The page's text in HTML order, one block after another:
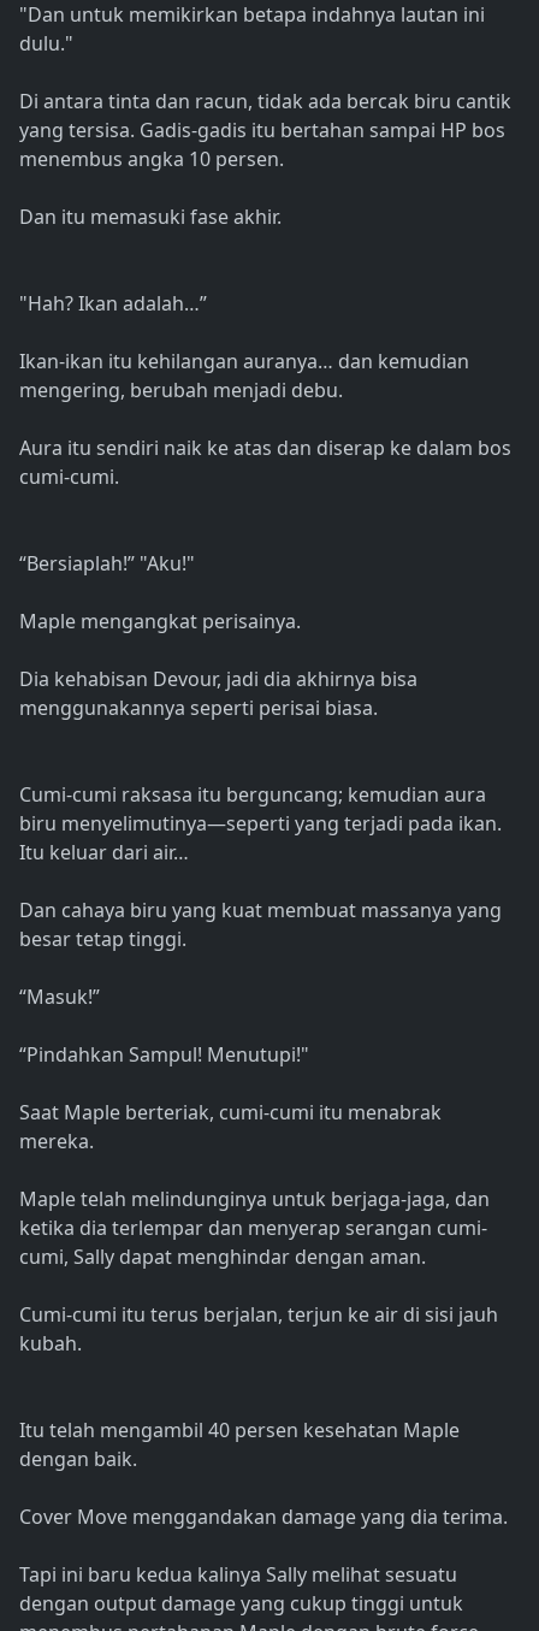
"Dan untuk memikirkan betapa indahnya lautan ini
dulu."
Di antara tinta dan racun, tidak ada bercak biru cantik
yang tersisa. Gadis-gadis itu bertahan sampai HP bos
menembus angka 10 persen.
Dan itu memasuki fase akhir.
"Hah? Ikan adalah…”
Ikan-ikan itu kehilangan auranya… dan kemudian
mengering, berubah menjadi debu.
Aura itu sendiri naik ke atas dan diserap ke dalam bos
cumi-cumi.
“Bersiaplah!” "Aku!"
Maple mengangkat perisainya.
Dia kehabisan Devour, jadi dia akhirnya bisa
menggunakannya seperti perisai biasa.
Cumi-cumi raksasa itu berguncang; kemudian aura
biru menyelimutinya—seperti yang terjadi pada ikan.
Itu keluar dari air…
Dan cahaya biru yang kuat membuat massanya yang
besar tetap tinggi.
“Masuk!”
“Pindahkan Sampul! Menutupi!"
Saat Maple berteriak, cumi-cumi itu menabrak
mereka.
Maple telah melindunginya untuk berjaga-jaga, dan
ketika dia terlempar dan menyerap serangan cumi-
cumi, Sally dapat menghindar dengan aman.
Cumi-cumi itu terus berjalan, terjun ke air di sisi jauh
kubah.
Itu telah mengambil 40 persen kesehatan Maple
dengan baik.
Cover Move menggandakan damage yang dia terima.
Tapi ini baru kedua kalinya Sally melihat sesuatu
dengan output damage yang cukup tinggi untuk